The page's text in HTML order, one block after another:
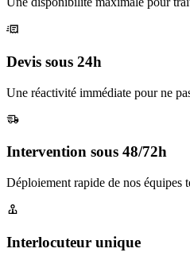
Devis sous 24h
Une réactivité immédiate pour ne
Intervention sous 48/72h
Déploiement rapide de nos équipes
Interlocuteur unique